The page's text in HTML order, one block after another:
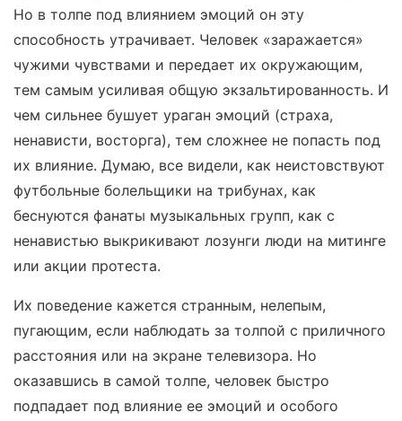
Но в толпе под влиянием эмоций он эту
способность утрачивает. Человек «заражается»
чужими чувствами и передает их окружающим,
тем самым усиливая общую экзальтированность. И
чем сильнее бушует ураган эмоций (страха,
ненависти, восторга), тем сложнее не попасть под
их влияние. Думаю, все видели, как неистовствуют
футбольные болельщики на трибунах, как
беснуются фанаты музыкальных групп, как с
ненавистью выкрикивают лозунги люди на митинге
или акции протеста.
Их поведение кажется странным, нелепым,
пугающим, если наблюдать за толпой с приличного
расстояния или на экране телевизора. Но
оказавшись в самой толпе, человек быстро
подпадает под влияние ее эмоций и особого